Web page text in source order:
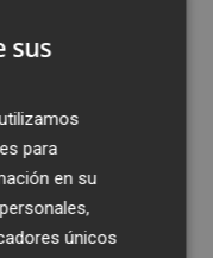
sus
para
en su
únicos